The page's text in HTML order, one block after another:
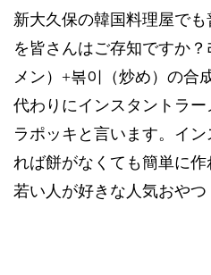
新大久保の韓国料理屋で
を皆さんはご存知ですか？
メン） +볶이
（炒め）の合
代わりにインスタントラ
ラポッキと言います。イ
れば餅がなくても簡単に
若い人が好きな人気おやつ